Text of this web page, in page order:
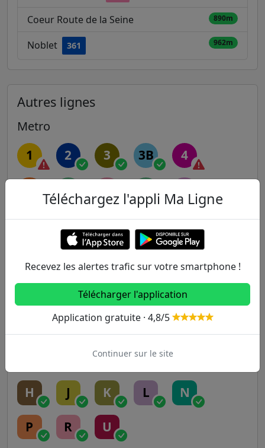
Coeur Route de la Seine 890m
Noblet 361 962m
Autres lignes
Metro
1 2 3 3B 4
9 10 11 12 13
B C D E
H J K L N
P R U
Téléchargez l'appli Ma Ligne
Recevez les alertes trafic sur votre smartphone !
Télécharger l'application
Application gratuite · 4,8/5
Continuer sur le site